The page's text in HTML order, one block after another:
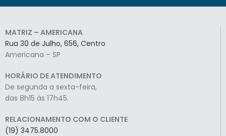
MATRIZ – AMERICANA
Rua 30 de Julho, 656, Centro
Americana – SP
HORÁRIO DE ATENDIMENTO
De segunda a sexta-feira,
das 8h15 às 17h45.
RELACIONAMENTO COM O CLIENTE
(19) 3475.8000